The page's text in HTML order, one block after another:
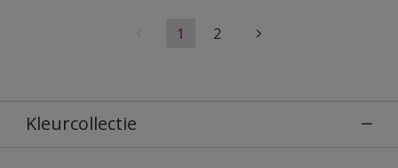
1 2
Kleurcollectie